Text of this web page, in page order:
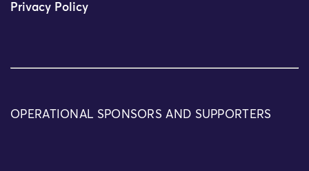
Privacy Policy
OPERATIONAL SPONSORS AND SUPPORTERS